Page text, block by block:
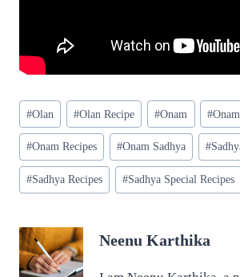
Post
Tags:
#Olan #Olan Recipe #Onam #
#Onam Recipes #Onam Sadhya #
#Sadhya Recipes #Sadhya Special Recipes
Neenu Karthika